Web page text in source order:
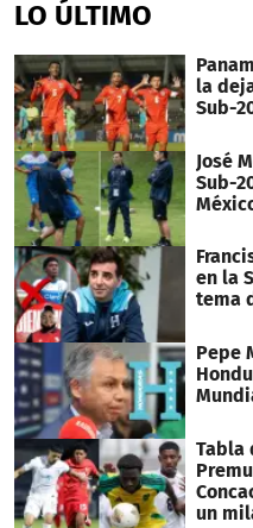
5
49
seconds
LO ÚLTIMO
la
Sub-
José
Sub-
en la
tema
Pepe
Tabla
un